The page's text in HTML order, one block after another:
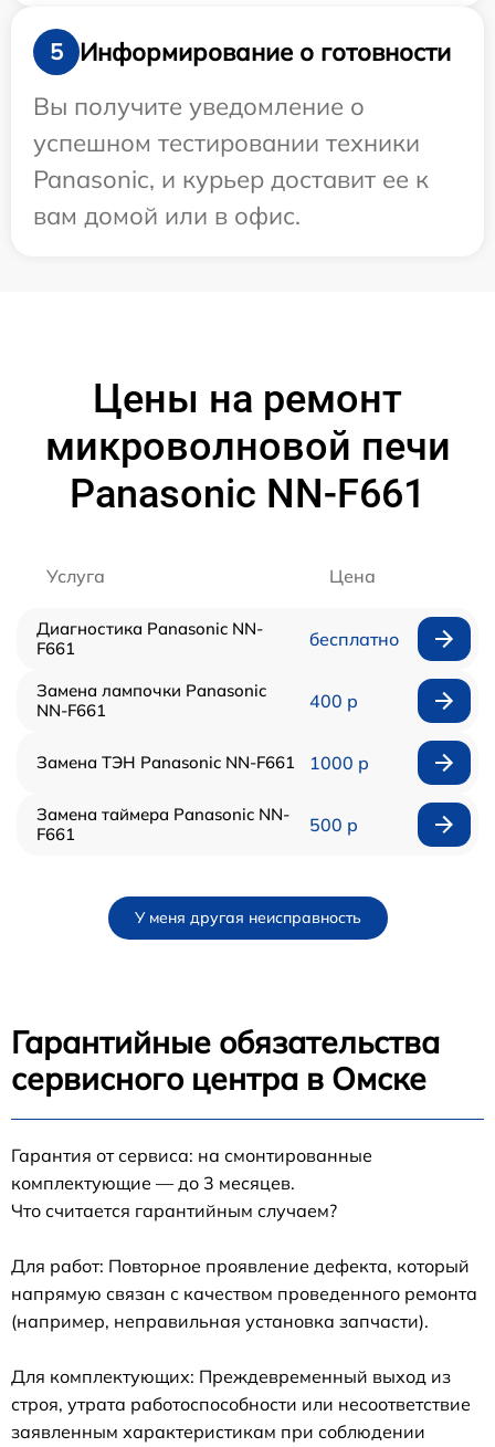
5
Информирование о готовности
Вы получите уведомление о
успешном тестировании техники
Panasonic, и курьер доставит ее к
вам домой или в офис.
Цены на ремонт
микроволновой печи
Panasonic NN-F661
Услуга Цена
Диагностика Panasonic NN-
F661
бесплатно
Замена лампочки Panasonic
NN-F661
400 р
Замена ТЭН Panasonic NN-F661 1000 р
Замена таймера Panasonic NN-
F661
500 р
У меня другая неисправность
Гарантийные обязательства
сервисного центра в Омске
Гарантия от сервиса: на смонтированные
комплектующие — до 3 месяцев.
Что считается гарантийным случаем?
Для работ: Повторное проявление дефекта, который
напрямую связан с качеством проведенного ремонта
(например, неправильная установка запчасти).
Для комплектующих: Преждевременный выход из
строя, утрата работоспособности или несоответствие
заявленным характеристикам при соблюдении